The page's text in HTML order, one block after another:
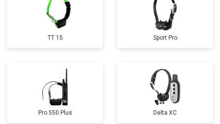
TT 15 Sport Pro
Pro 550 Plus Delta XC